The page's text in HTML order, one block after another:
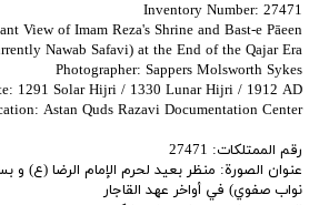
Inventory Number: 27471
View of Imam Reza's Shrine and Bast-e Pāeen
Nawab Safavi) at the End of the Qajar Era
Photographer: Sappers Molsworth Sykes
1291 Solar Hijri / 1330 Lunar Hijri / 1912 AD
Astan Quds Razavi Documentation Center
رقم الممتلكات: 27471
عنوان الصورة: منظر بعيد لحرم الإمام الرضا (ع) و
نواب صفوي) في أواخر عهد القاجار